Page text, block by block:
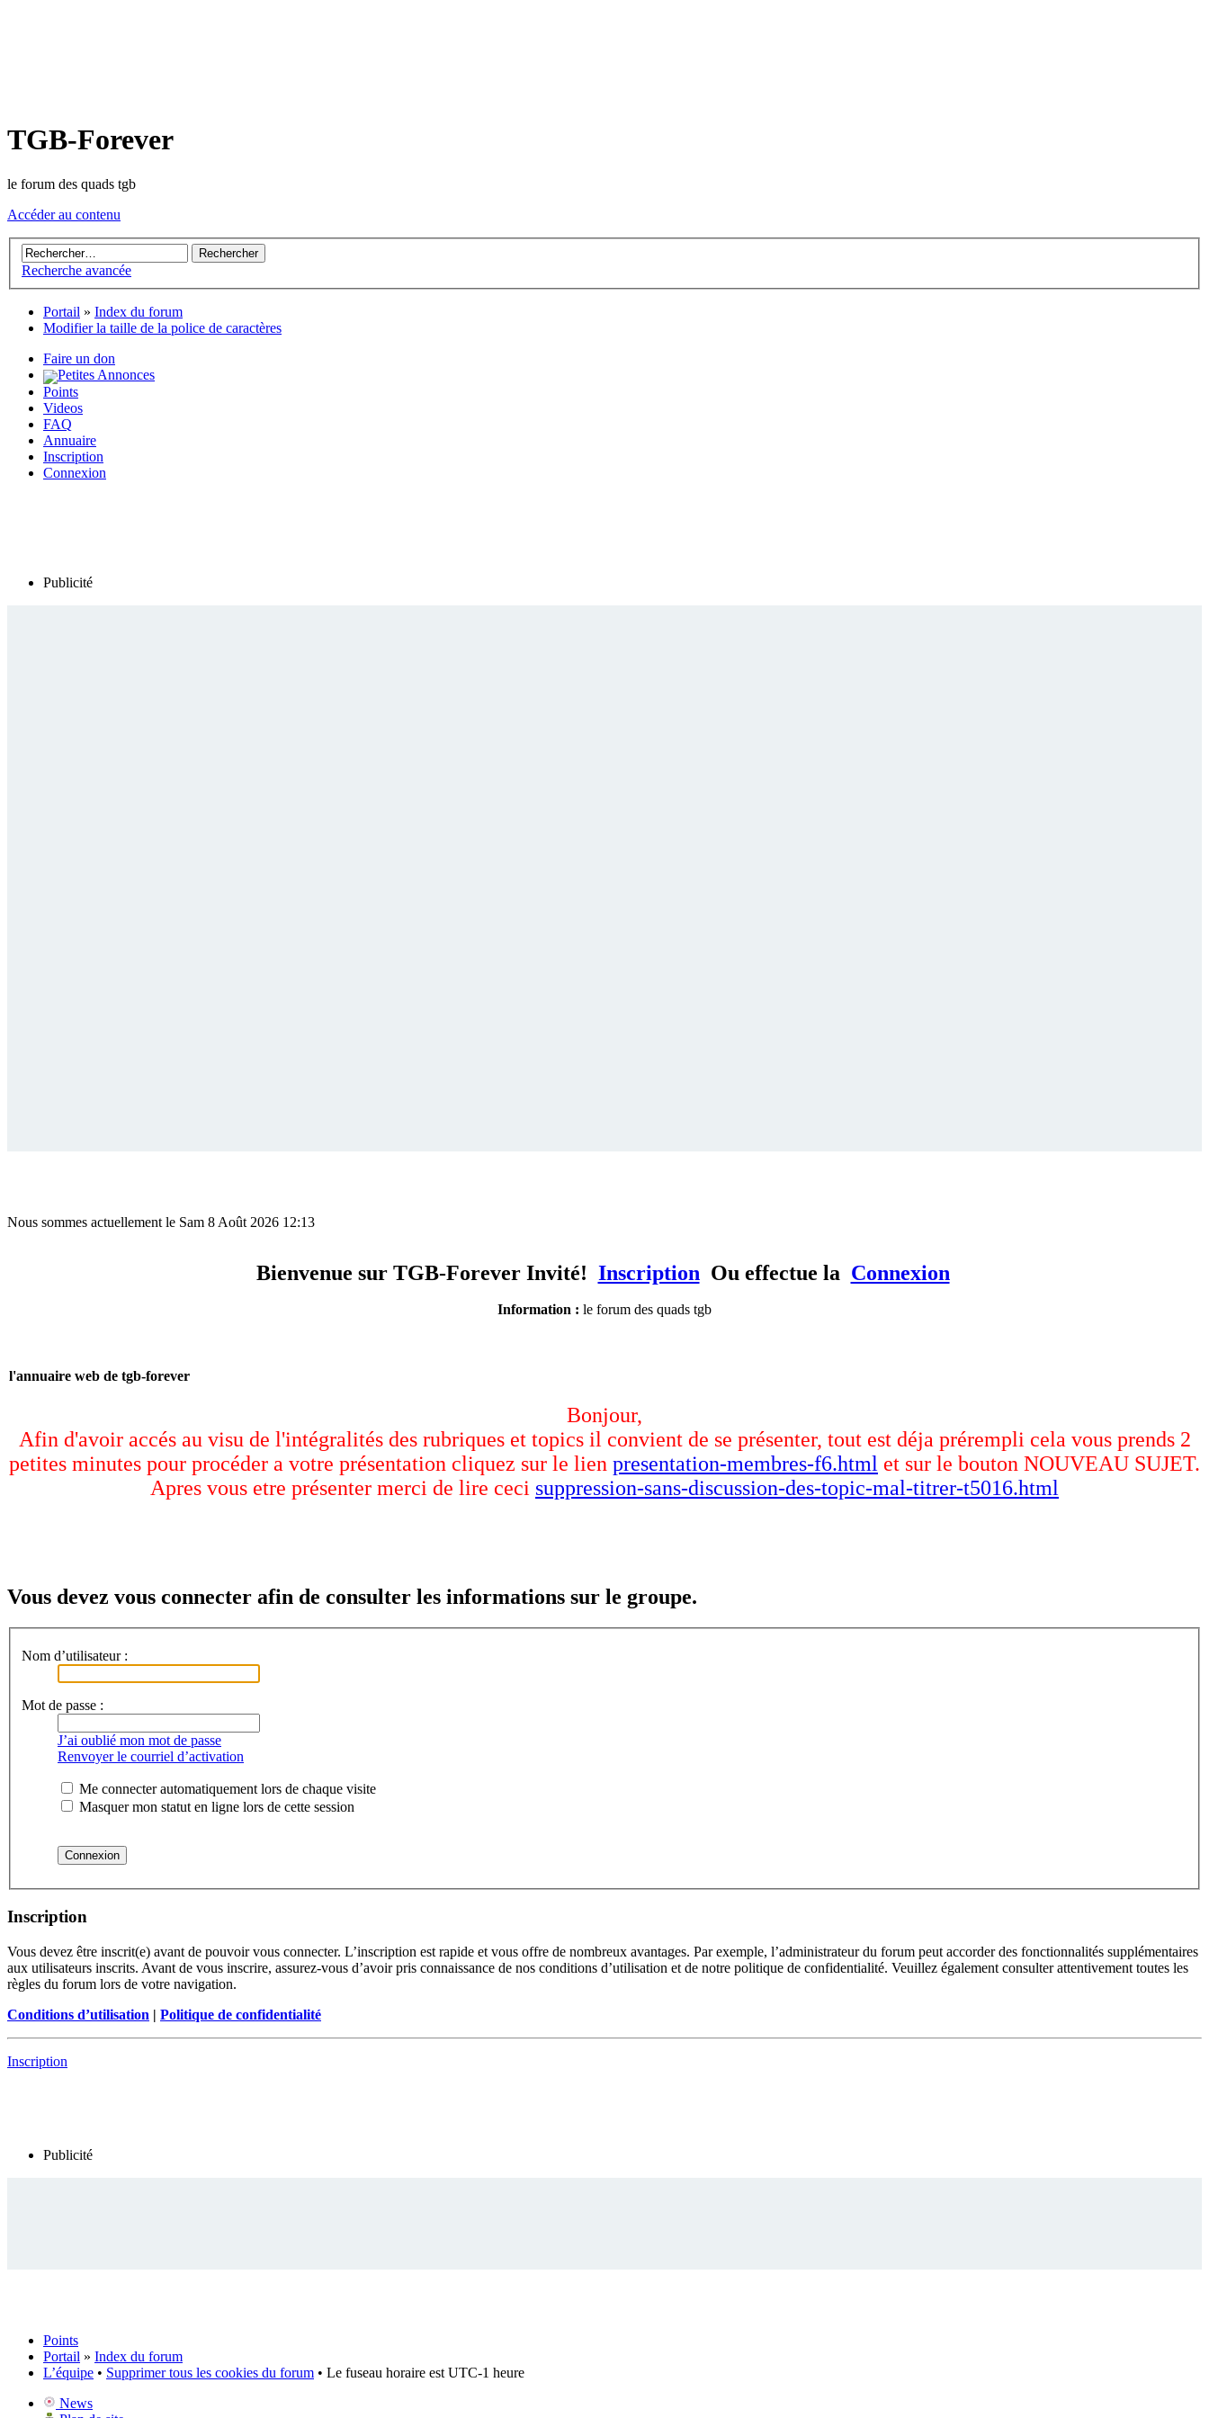
TGB-Forever
le forum des quads tgb
Accéder au contenu
Recherche avancée
Portail » Index du forum
Modifier la taille de la police de caractères
Faire un don
Petites Annonces
Points
Videos
FAQ
Annuaire
Inscription
Connexion
Publicité
Nous sommes actuellement le Sam 8 Août 2026 12:13
Bienvenue sur TGB-Forever Invité! Inscription Ou effectue la Connexion
Information : le forum des quads tgb
l'annuaire web de tgb-forever
Bonjour,
Afin d'avoir accés au visu de l'intégralités des rubriques et topics il convient de se présenter, tout est déja prérempli cela vous prends 2
petites minutes pour procéder a votre présentation cliquez sur le lien presentation-membres-f6.html et sur le bouton NOUVEAU SUJET.
Apres vous etre présenter merci de lire ceci suppression-sans-discussion-des-topic-mal-titrer-t5016.html
Vous devez vous connecter afin de consulter les informations sur le groupe.
Nom d’utilisateur :
Mot de passe :
J’ai oublié mon mot de passe
Renvoyer le courriel d’activation
Me connecter automatiquement lors de chaque visite
Masquer mon statut en ligne lors de cette session
Inscription
Vous devez être inscrit(e) avant de pouvoir vous connecter. L’inscription est rapide et vous offre de nombreux avantages. Par exemple, l’administrateur du forum peut accorder des fonctionnalités supplémentaires
aux utilisateurs inscrits. Avant de vous inscrire, assurez-vous d’avoir pris connaissance de nos conditions d’utilisation et de notre politique de confidentialité. Veuillez également consulter attentivement toutes les
règles du forum lors de votre navigation.
Conditions d’utilisation | Politique de confidentialité
Inscription
Publicité
Points
Portail » Index du forum
L’équipe • Supprimer tous les cookies du forum • Le fuseau horaire est UTC-1 heure
News